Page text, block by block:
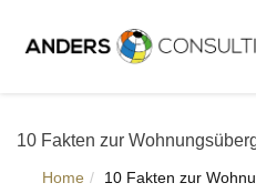
10 Fakten zur
Home 10 Fakten zur